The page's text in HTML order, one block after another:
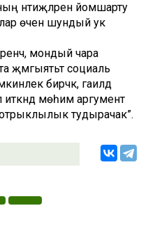
нәтиҗәләрен йомшарту
өчен шундый ук
мондый чара
җәмгыятьтә социаль
бирәчәк, гаиләдә
мөһим аргумент
тудырачак”.